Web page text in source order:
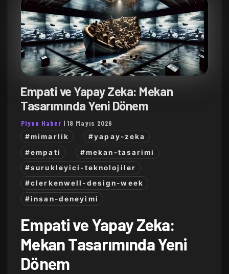
Empati ve Yapay Zeka: Mekan
Tasarımında Yeni Dönem
Piyon Haber |18 Mayıs 2026
#mimarlik
#yapay-zeka
#empati
#mekan-tasarimi
#surukleyici-teknolojiler
#clerkenwell-design-week
#insan-deneyimi
Empati ve Yapay Zeka:
Mekan Tasarımında Yeni
Dönem